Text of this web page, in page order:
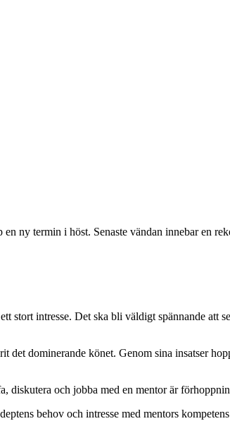
ny termin i höst. Senaste vändan innebar en
stort intresse. Det ska bli väldigt spännande att
det dominerande könet. Genom sina insatser
och jobba med en mentor är
behov och intresse med mentors